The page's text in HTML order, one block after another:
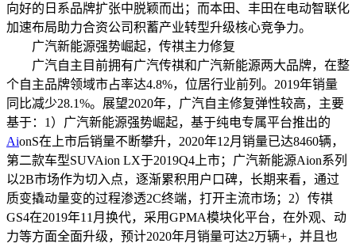
向好的日系品牌扩张中脱颖而出；而本田、丰田在电动智联化
加速布局助力合资公司积蓄产业转型升级核心竞争力。
广汽新能源强势崛起，传祺主力修复
广汽自主目前拥有广汽传祺和广汽新能源两大品牌，在整
个自主品牌领域市占率达4.8%，位居行业前列。2019年销量
同比减少28.1%。展望2020年，广汽自主修复弹性较高，主要
基于：1）广汽新能源强势崛起，基于纯电专属平台推出的
AionS在上市后销量不断攀升，2020年12月销量已达8460辆，
第二款车型SUVAion LX于2019Q4上市；广汽新能源Aion系列
以2B市场作为切入点，逐渐累积用户口碑，长期来看，通过
质变撬动量变的过程渗透2C终端，打开主流市场；2）传祺
GS4在2019年11月换代，采用GPMA模块化平台，在外观、动
力等方面全面升级，预计2020年月销量可达2万辆+，并且也